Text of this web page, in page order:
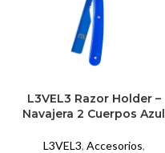
L3VEL3 Razor Holder –
Navajera 2 Cuerpos Azul
L3VEL3, Accesorios,